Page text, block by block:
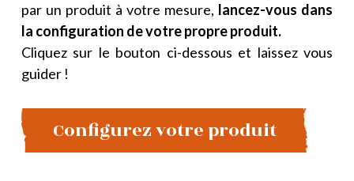
par un produit à votre mesure, lancez-vous dans
la configuration de votre propre produit.
Cliquez sur le bouton ci-dessous et laissez vous
guider !
Configurez votre produit